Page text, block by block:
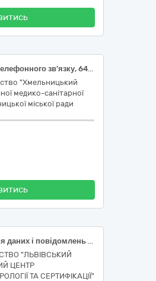
Послуги мобільного телефонного зв’язку, 64212000-5 Послуги мобільного телефонного зв’язку за ДК 021:2015 Єдиного закупівельного словника
"Хмельницький
медико-санітарної
міської ради
Послуги з передавання даних і повідомлень (електронні комунікаційні послуги), а також послуги, пов’язані технологічно з електронними комунікаційними послугами
"ЛЬВІВСЬКИЙ
ЦЕНТР
ТА СЕРТИФІКАЦІЇ"